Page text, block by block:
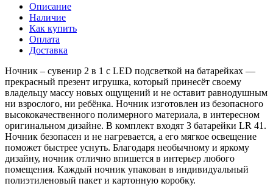
Описание
Наличие
Как купить
Оплата
Доставка
Ночник – сувенир 2 в 1 с LED подсветкой на батарейках —
прекрасный презент игрушка, который принесёт своему
владельцу массу новых ощущений и не оставит равнодушным
ни взрослого, ни ребёнка. Ночник изготовлен из безопасного
высококачественного полимерного материала, в интересном
оригинальном дизайне. В комплект входят 3 батарейки LR 41.
Ночник безопасен и не нагревается, а его мягкое освещение
поможет быстрее уснуть. Благодаря необычному и яркому
дизайну, ночник отлично впишется в интерьер любого
помещения. Каждый ночник упакован в индивидуальный
полиэтиленовый пакет и картонную коробку.